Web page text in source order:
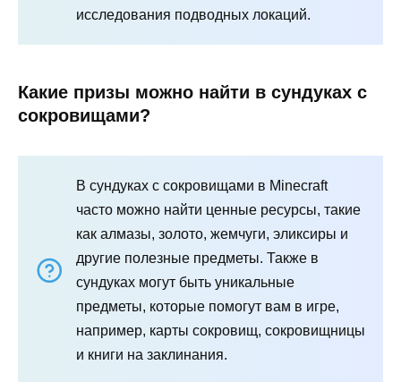
исследования подводных локаций.
Какие призы можно найти в сундуках с
сокровищами?
В сундуках с сокровищами в Minecraft
часто можно найти ценные ресурсы, такие
как алмазы, золото, жемчуги, эликсиры и
другие полезные предметы. Также в
сундуках могут быть уникальные
предметы, которые помогут вам в игре,
например, карты сокровищ, сокровищницы
и книги на заклинания.